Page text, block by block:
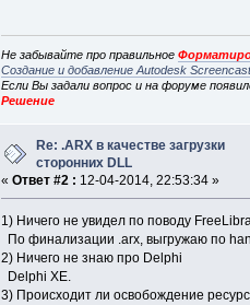
Не забывайте про правильное
Создание и добавление Autodesk
Если Вы задали вопрос и на форуме
Решение
Re: .ARX в качестве загрузки
сторонних DLL
« Ответ #2 : 12-04-2014, 22:53:34 »
1) Ничего не увидел по поводу
По финализации .arx, выгружаю по
2) Ничего не знаю про Delphi
Delphi XE.
3) Происходит ли освобождение